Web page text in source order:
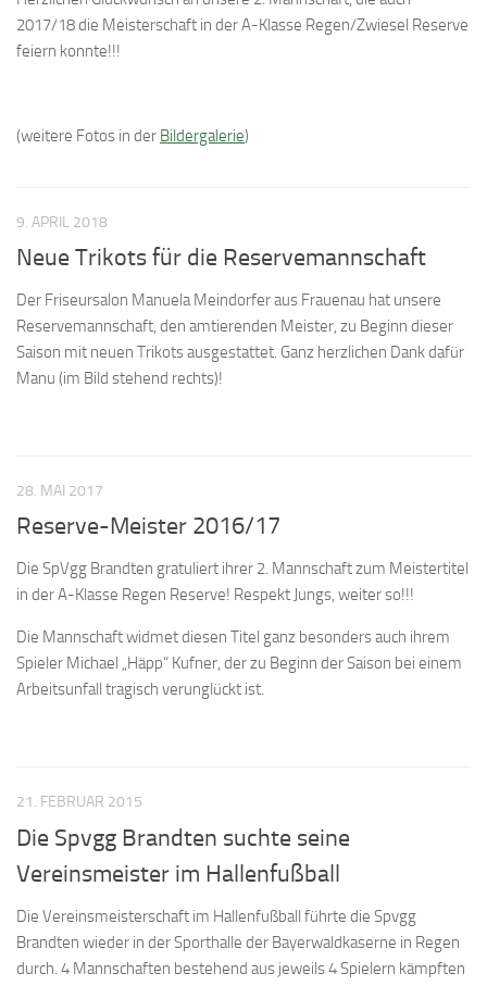
2017/18 die Meisterschaft in der A-Klasse Regen/Zwiesel Reserve
feiern konnte!!!
(weitere Fotos in der Bildergalerie)
9. APRIL 2018
Neue Trikots für die Reservemannschaft
Der Friseursalon Manuela Meindorfer aus Frauenau hat unsere
Reservemannschaft, den amtierenden Meister, zu Beginn dieser
Saison mit neuen Trikots ausgestattet. Ganz herzlichen Dank dafür
Manu (im Bild stehend rechts)!
28. MAI 2017
Reserve-Meister 2016/17
Die SpVgg Brandten gratuliert ihrer 2. Mannschaft zum Meistertitel
in der A-Klasse Regen Reserve! Respekt Jungs, weiter so!!!
Die Mannschaft widmet diesen Titel ganz besonders auch ihrem
Spieler Michael „Häpp“ Kufner, der zu Beginn der Saison bei einem
Arbeitsunfall tragisch verunglückt ist.
21. FEBRUAR 2015
Die Spvgg Brandten suchte seine
Vereinsmeister im Hallenfußball
Die Vereinsmeisterschaft im Hallenfußball führte die Spvgg
Brandten wieder in der Sporthalle der Bayerwaldkaserne in Regen
durch. 4 Mannschaften bestehend aus jeweils 4 Spielern kämpften